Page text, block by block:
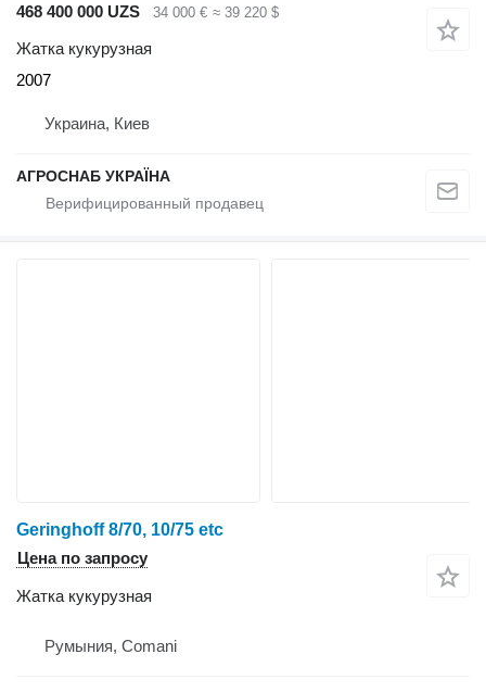
468 400 000 UZS
34 000 € ≈ 39 220 $
Жатка кукурузная
2007
Украина, Киев
АГРОСНАБ УКРАЇНА
Geringhoff 8/70, 10/75 etc
Цена по запросу
Жатка кукурузная
Румыния, Comani